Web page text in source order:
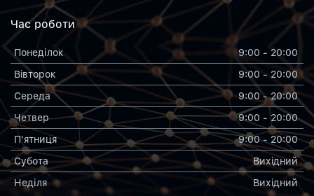
Час роботи
Понеділок
9:00 - 20:00
Вiвторок
9:00 - 20:00
Середа
9:00 - 20:00
Четвер
9:00 - 20:00
П'ятниця
9:00 - 20:00
Субота
Вихiдний
Неділя
Вихiдний